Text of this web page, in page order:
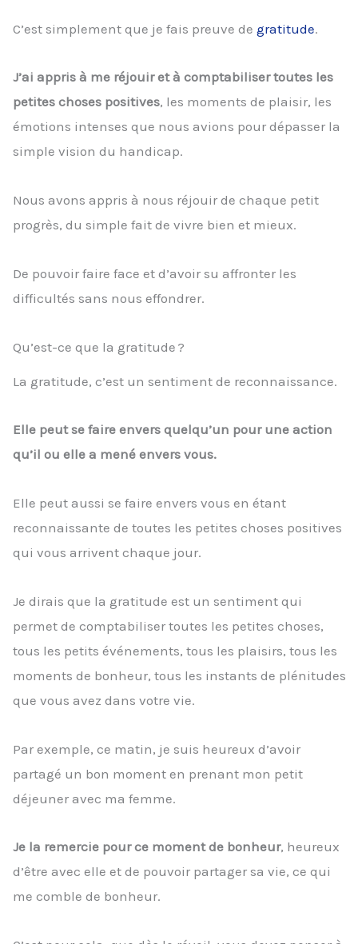
C’est simplement que je fais preuve de gratitude.
J’ai appris à me réjouir et à comptabiliser toutes les
petites choses positives, les moments de plaisir, les
émotions intenses que nous avions pour dépasser la
simple vision du handicap.
Nous avons appris à nous réjouir de chaque petit
progrès, du simple fait de vivre bien et mieux.
De pouvoir faire face et d’avoir su affronter les
difficultés sans nous effondrer.
Qu’est-ce que la gratitude ?
La gratitude, c’est un sentiment de reconnaissance.
Elle peut se faire envers quelqu’un pour une action
qu’il ou elle a mené envers vous.
Elle peut aussi se faire envers vous en étant
reconnaissante de toutes les petites choses positives
qui vous arrivent chaque jour.
Je dirais que la gratitude est un sentiment qui
permet de comptabiliser toutes les petites choses,
tous les petits événements, tous les plaisirs, tous les
moments de bonheur, tous les instants de plénitudes
que vous avez dans votre vie.
Par exemple, ce matin, je suis heureux d’avoir
partagé un bon moment en prenant mon petit
déjeuner avec ma femme.
Je la remercie pour ce moment de bonheur, heureux
d’être avec elle et de pouvoir partager sa vie, ce qui
me comble de bonheur.